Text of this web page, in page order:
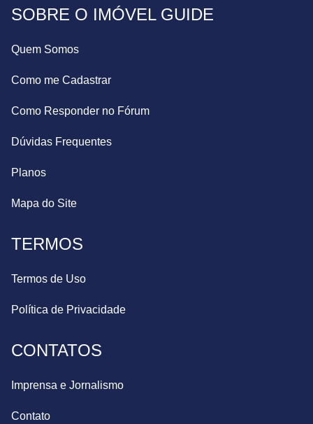
SOBRE O IMÓVEL GUIDE
Quem Somos
Como me Cadastrar
Como Responder no Fórum
Dúvidas Frequentes
Planos
Mapa do Site
TERMOS
Termos de Uso
Política de Privacidade
CONTATOS
Imprensa e Jornalismo
Contato